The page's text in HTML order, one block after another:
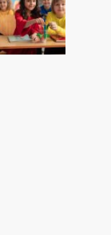
1254